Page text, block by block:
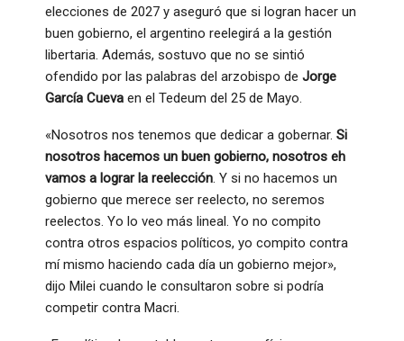
elecciones de 2027 y aseguró que si logran hacer un
buen gobierno, el argentino reelegirá a la gestión
libertaria. Además, sostuvo que no se sintió
ofendido por las palabras del arzobispo de Jorge
García Cueva en el Tedeum del 25 de Mayo.
«Nosotros nos tenemos que dedicar a gobernar. Si
nosotros hacemos un buen gobierno, nosotros eh
vamos a lograr la reelección. Y si no hacemos un
gobierno que merece ser reelecto, no seremos
reelectos. Yo lo veo más lineal. Yo no compito
contra otros espacios políticos, yo compito contra
mí mismo haciendo cada día un gobierno mejor»,
dijo Milei cuando le consultaron sobre si podría
competir contra Macri.